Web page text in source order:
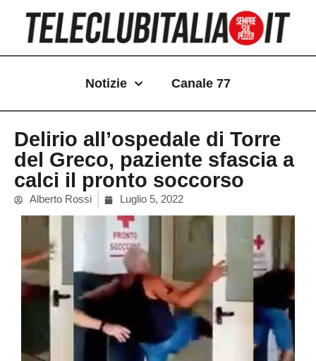
contenuto
Notizie Canale 77
Delirio all’ospedale di Torre
del Greco, paziente sfascia a
calci il pronto soccorso
Alberto Rossi Luglio 5, 2022